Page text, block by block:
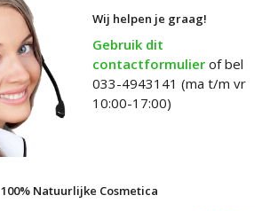
Wij helpen je graag!
Gebruik dit
contactformulier of bel
033-4943141 (ma t/m vr
10:00-17:00)
100% Natuurlijke Cosmetica